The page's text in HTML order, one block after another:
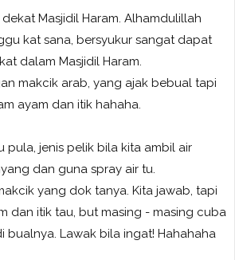
Masjidil Haram. Alhamdulillah
kat sana, bersyukur sangat dapat
dalam Masjidil Haram.
makcik arab, yang ajak bebual tapi
ayam dan itik hahaha.
pula, jenis pelik bila kita ambil air
dan guna spray air tu.
yang dok tanya. Kita jawab, tapi
dan itik tau, but masing - masing cuba
bualnya. Lawak bila ingat! Hahahaha